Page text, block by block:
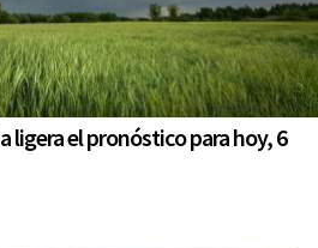
ligera el pronóstico para hoy, 6